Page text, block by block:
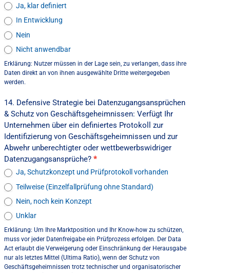
Ja, klar definiert
In Entwicklung
Nein
Nicht anwendbar
Erklärung: Nutzer müssen in der Lage sein, zu verlangen, dass ihre
Daten direkt an von ihnen ausgewählte Dritte weitergegeben
werden.
14. Defensive Strategie bei Datenzugangsansprüchen
& Schutz von Geschäftsgeheimnissen: Verfügt Ihr
Unternehmen über ein definiertes Protokoll zur
Identifizierung von Geschäftsgeheimnissen und zur
Abwehr unberechtigter oder wettbewerbswidriger
Datenzugangsansprüche? *
Ja, Schutzkonzept und Prüfprotokoll vorhanden
Teilweise (Einzelfallprüfung ohne Standard)
Nein, noch kein Konzept
Unklar
Erklärung: Um Ihre Marktposition und Ihr Know-how zu schützen,
muss vor jeder Datenfreigabe ein Prüfprozess erfolgen. Der Data
Act erlaubt die Verweigerung oder Einschränkung der Herausgabe
nur als letztes Mittel (Ultima Ratio), wenn der Schutz von
Geschäftsgeheimnissen trotz technischer und organisatorischer